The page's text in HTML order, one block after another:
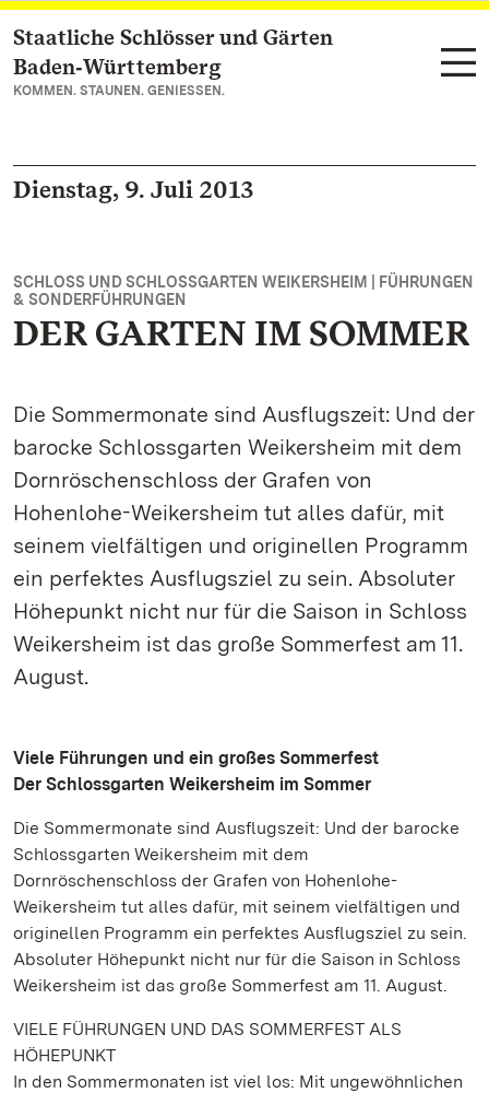
Zum Hauptinhalt springen
Staatliche Schlösser und Gärten
Baden‑Württemberg
KOMMEN. STAUNEN. GENIESSEN.
Dienstag, 9. Juli 2013
SCHLOSS UND SCHLOSSGARTEN WEIKERSHEIM | FÜHRUNGEN
& SONDERFÜHRUNGEN
DER GARTEN IM SOMMER
Die Sommermonate sind Ausflugszeit: Und der
barocke Schlossgarten Weikersheim mit dem
Dornröschenschloss der Grafen von
Hohenlohe-Weikersheim tut alles dafür, mit
seinem vielfältigen und originellen Programm
ein perfektes Ausflugsziel zu sein. Absoluter
Höhepunkt nicht nur für die Saison in Schloss
Weikersheim ist das große Sommerfest am 11.
August.
Viele Führungen und ein großes Sommerfest
Der Schlossgarten Weikersheim im Sommer
Die Sommermonate sind Ausflugszeit: Und der barocke
Schlossgarten Weikersheim mit dem
Dornröschenschloss der Grafen von Hohenlohe-
Weikersheim tut alles dafür, mit seinem vielfältigen und
originellen Programm ein perfektes Ausflugsziel zu sein.
Absoluter Höhepunkt nicht nur für die Saison in Schloss
Weikersheim ist das große Sommerfest am 11. August.
VIELE FÜHRUNGEN UND DAS SOMMERFEST ALS
HÖHEPUNKT
In den Sommermonaten ist viel los: Mit ungewöhnlichen